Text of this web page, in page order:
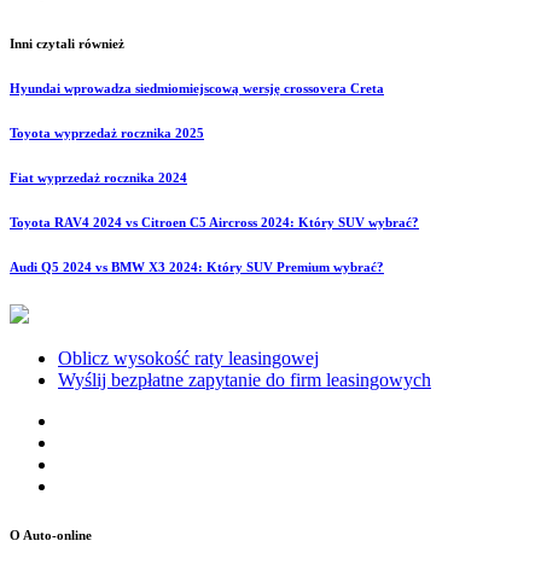
Inni czytali również
Hyundai wprowadza siedmiomiejscową wersję crossovera Creta
Toyota wyprzedaż rocznika 2025
Fiat wyprzedaż rocznika 2024
Toyota RAV4 2024 vs Citroen C5 Aircross 2024: Który SUV wybrać?
Audi Q5 2024 vs BMW X3 2024: Który SUV Premium wybrać?
Oblicz wysokość raty leasingowej
Wyślij bezpłatne zapytanie do firm leasingowych
O Auto-online